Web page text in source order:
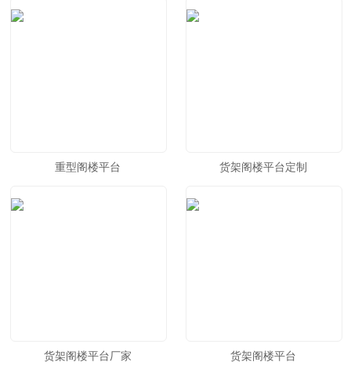
重型阁楼平台 货架阁楼平台定制
货架阁楼平台厂家 货架阁楼平台